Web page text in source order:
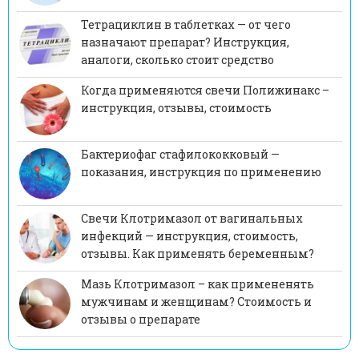
Тетрациклин в таблетках — от чего
назначают препарат? Инструкция,
аналоги, сколько стоит средство
Когда применяются свечи Полижинакс –
инструкция, отзывы, стоимость
Бактериофаг стафилококковый —
показания, инструкция по применению
Свечи Клотримазол от вагинальных
инфекций — инструкция, стоимость,
отзывы. Как применять беременным?
Мазь Клотримазол – как примененять
мужчинам и женщинам? Стоимость и
отзывы о препарате